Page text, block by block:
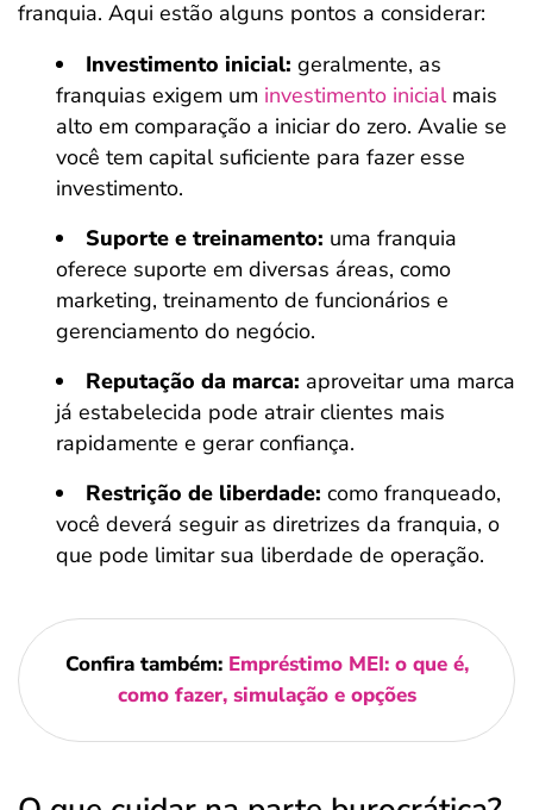
franquia. Aqui estão alguns pontos a considerar:
Investimento inicial: geralmente, as
franquias exigem um investimento inicialmais
alto em comparação a iniciar do zero. Avalie se
você tem capital suficiente para fazer esse
investimento.
Suporte e treinamento: uma franquia
oferece suporte em diversas áreas, como
marketing, treinamento de funcionários e
gerenciamento do negócio.
Reputação da marca: aproveitar uma marca
já estabelecida pode atrair clientes mais
rapidamente e gerar confiança.
Restrição de liberdade: como franqueado,
você deverá seguir as diretrizes da franquia, o
que pode limitar sua liberdade de operação.
Confira também: Empréstimo MEI: o que é,
como fazer, simulação e opções